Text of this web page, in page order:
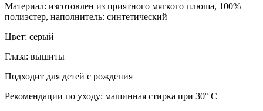
Материал: изготовлен из приятного мягкого плюша, 100%
полиэстер, наполнитель: синтетический
Цвет: серый
Глаза: вышиты
Подходит для детей с рождения
Рекомендации по уходу: машинная стирка при 30° C